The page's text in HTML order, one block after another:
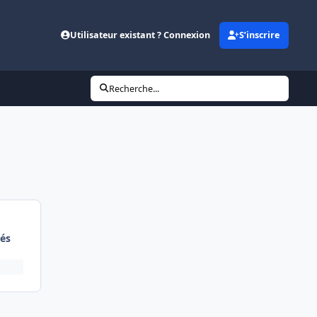
Utilisateur existant ? Connexion S’inscrire
Recherche...